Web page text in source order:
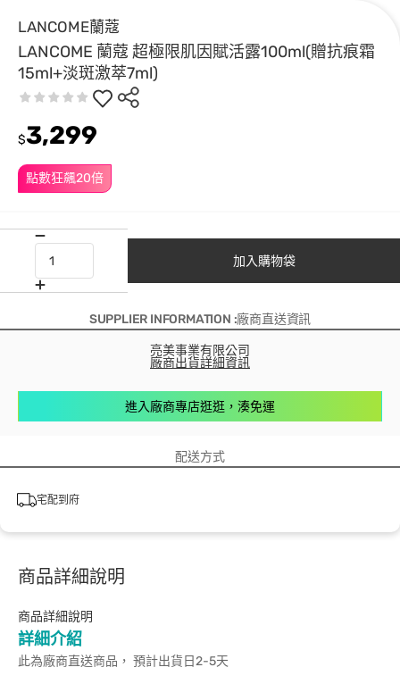
LANCOME蘭蔻
LANCOME 蘭蔻 超極限肌因賦活露100ml(贈抗痕霜
15ml+淡斑激萃7ml)
點數狂飆20倍
$3,299
加入購物袋
SUPPLIER INFORMATION :廠商直送資訊
亮美事業有限公司
廠商出貨詳細資訊
進入廠商專店逛逛，湊免運
配送方式
宅配到府
商品詳細說明
商品詳細說明
詳細介紹
此為廠商直送商品， 預計出貨日2-5天